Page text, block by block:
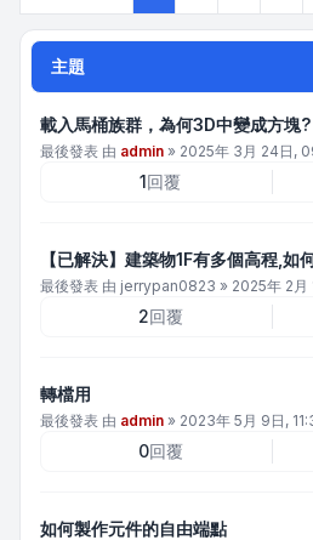
主題
載入馬桶族群，為何3D中變成方塊?
最後發表 由 admin » 2025年 3月 24日,
1回覆
【已解決】建築物1F有多個高程,如
最後發表 由 jerrypan0823 » 2025年 2月
2回覆
轉檔用
最後發表 由 admin » 2023年 5月 9日,
0回覆
如何製作元件的自由端點